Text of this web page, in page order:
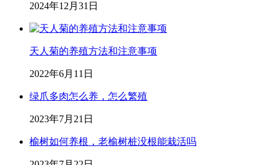
2024年12月31日
天人菊的养殖方法和注意事项
2022年6月11日
绿爪多肉怎么养，怎么繁殖
2023年7月21日
榆树如何养根，老榆树桩没根能栽活吗